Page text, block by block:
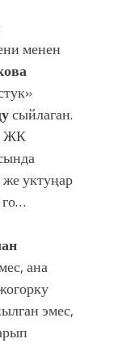
менен
сыйлаган.
ЖК
уктуңар
ана
эмес,